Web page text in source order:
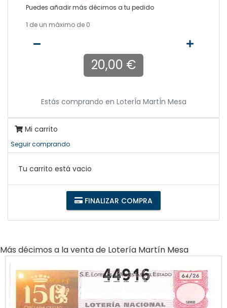
Puedes añadir más décimos a tu pedido
1 de un máximo de 0
20,00 €
Estás comprando en LoterÍa MartÍn Mesa
Mi carrito
Seguir comprando
Tu carrito está vacio
FINALIZAR COMPRA
Más décimos a la venta de Lotería Martín Mesa
44916